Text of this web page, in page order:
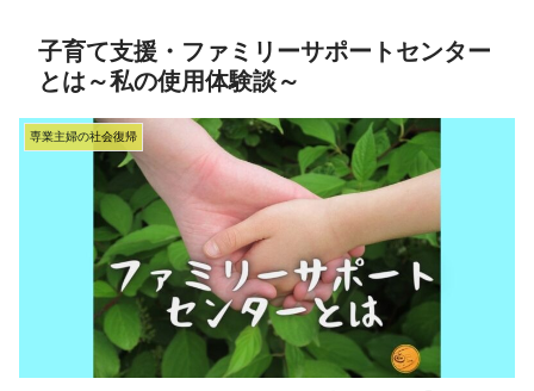
子育て支援・ファミリーサポートセンター
とは～私の使用体験談～
専業主婦の社会復帰